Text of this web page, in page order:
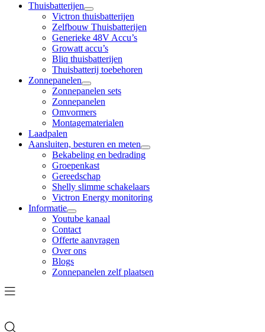
Thuisbatterijen
Victron thuisbatterijen
Zelfbouw Thuisbatterijen
Generieke 48V Accu’s
Growatt accu’s
Bliq thuisbatterijen
Thuisbatterij toebehoren
Zonnepanelen
Zonnepanelen sets
Zonnepanelen
Omvormers
Montagematerialen
Laadpalen
Aansluiten, besturen en meten
Bekabeling en bedrading
Groepenkast
Gereedschap
Shelly slimme schakelaars
Victron Energy monitoring
Informatie
Youtube kanaal
Contact
Offerte aanvragen
Over ons
Blogs
Zonnepanelen zelf plaatsen